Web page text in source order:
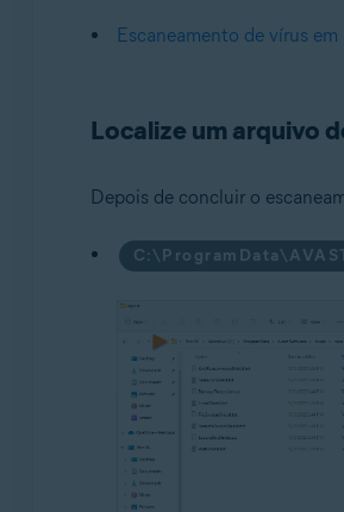
Escaneamento de vírus
Localize um arquivo
Depois de concluir o